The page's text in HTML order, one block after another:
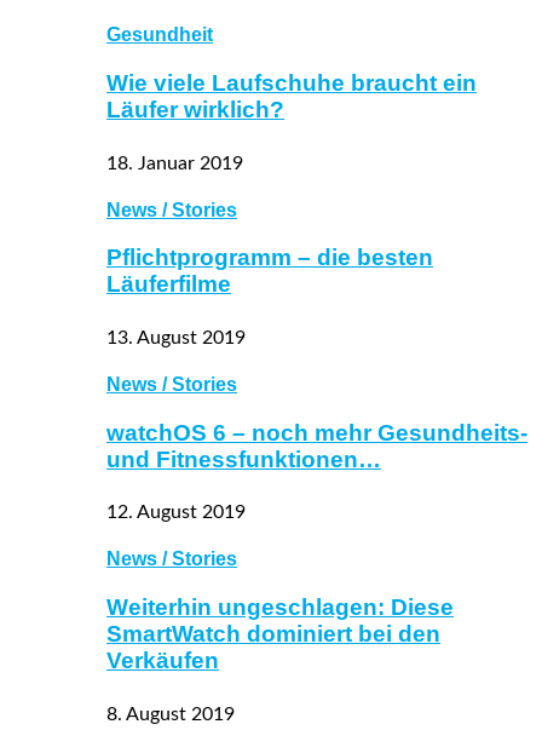
Gesundheit
Wie viele Laufschuhe braucht ein
Läufer wirklich?
18. Januar 2019
News / Stories
Pflichtprogramm – die besten
Läuferfilme
13. August 2019
News / Stories
watchOS 6 – noch mehr Gesundheits-
und Fitnessfunktionen…
12. August 2019
News / Stories
Weiterhin ungeschlagen: Diese
SmartWatch dominiert bei den
Verkäufen
8. August 2019